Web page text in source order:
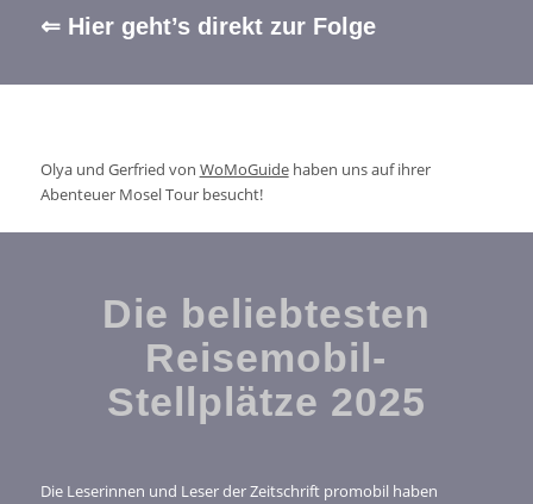
⇐ Hier geht’s direkt zur Folge
Olya und Gerfried von WoMoGuidehaben uns auf ihrer
Abenteuer Mosel Tour besucht!
Die beliebtesten
Reisemobil-
Stellplätze 2025
Die Leserinnen und Leser der Zeitschrift promobil haben